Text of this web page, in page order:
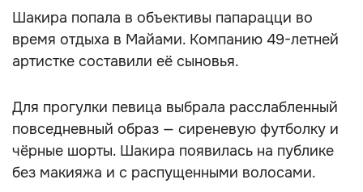
Шакира попала в объективы папарацци во
время отдыха в Майами. Компанию 49-летней
артистке составили её сыновья.
Для прогулки певица выбрала расслабленный
повседневный образ — сиреневую футболку и
чёрные шорты. Шакира появилась на публике
без макияжа и с распущенными волосами.